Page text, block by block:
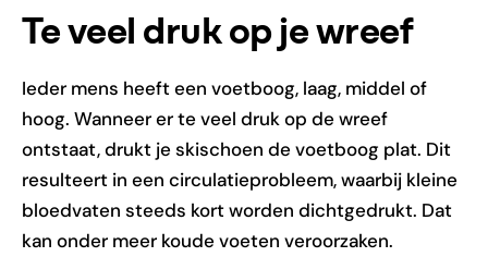
Te veel druk op je wreef
Ieder mens heeft een voetboog, laag, middel of
hoog. Wanneer er te veel druk op de wreef
ontstaat, drukt je skischoen de voetboog plat. Dit
resulteert in een circulatieprobleem, waarbij kleine
bloedvaten steeds kort worden dichtgedrukt. Dat
kan onder meer koude voeten veroorzaken.